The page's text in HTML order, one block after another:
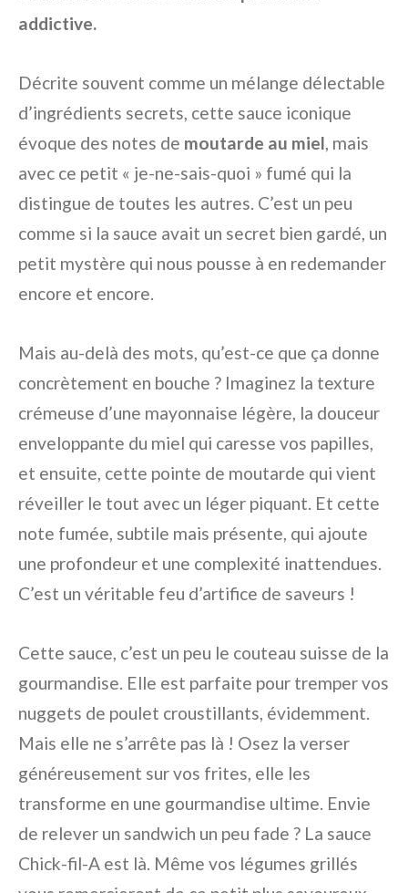
addictive.
Décrite souvent comme un mélange délectable
d’ingrédients secrets, cette sauce iconique
évoque des notes de moutarde au miel , mais
avec ce petit « je-ne-sais-quoi » fumé qui la
distingue de toutes les autres. C’est un peu
comme si la sauce avait un secret bien gardé, un
petit mystère qui nous pousse à en redemander
encore et encore.
Mais au-delà des mots, qu’est-ce que ça donne
concrètement en bouche ? Imaginez la texture
crémeuse d’une mayonnaise légère, la douceur
enveloppante du miel qui caresse vos papilles,
et ensuite, cette pointe de moutarde qui vient
réveiller le tout avec un léger piquant. Et cette
note fumée, subtile mais présente, qui ajoute
une profondeur et une complexité inattendues.
C’est un véritable feu d’artifice de saveurs !
Cette sauce, c’est un peu le couteau suisse de la
gourmandise. Elle est parfaite pour tremper vos
nuggets de poulet croustillants, évidemment.
Mais elle ne s’arrête pas là ! Osez la verser
généreusement sur vos frites, elle les
transforme en une gourmandise ultime. Envie
de relever un sandwich un peu fade ? La sauce
Chick-fil-A est là. Même vos légumes grillés